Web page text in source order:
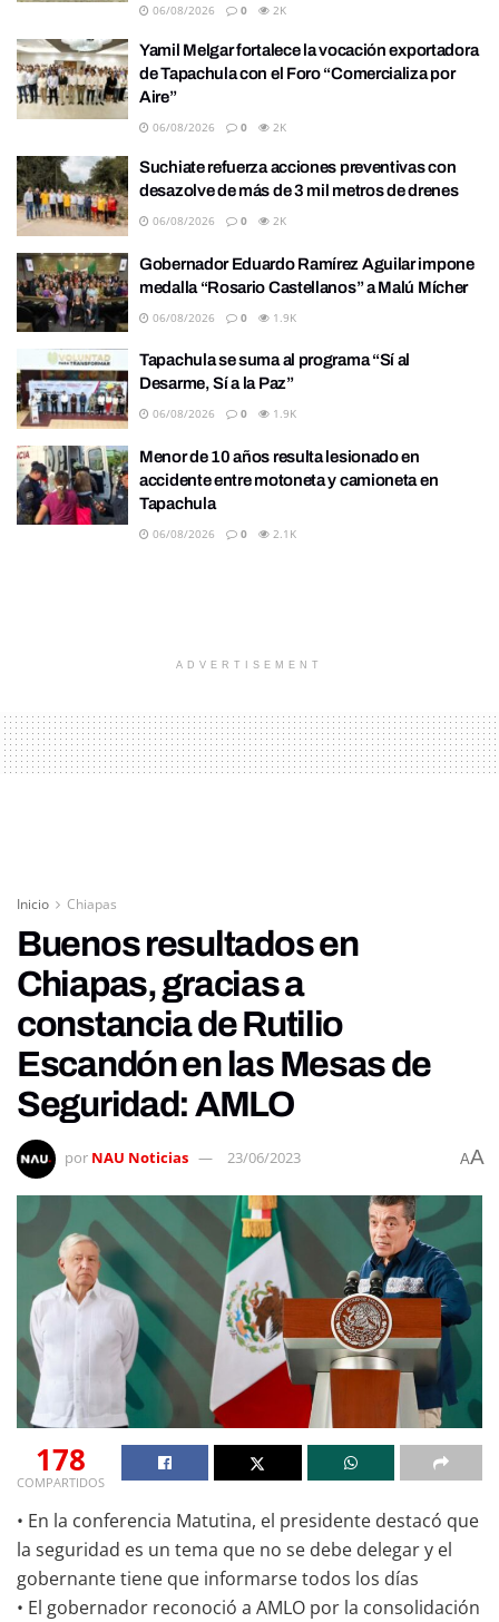
06/08/2026 0 2K
Yamil Melgar fortalece la vocación exportadora
de Tapachula con el Foro “Comercializa por
Aire”
06/08/2026 0 2K
Suchiate refuerza acciones preventivas con
desazolve de más de 3 mil metros de drenes
06/08/2026 0 2K
Gobernador Eduardo Ramírez Aguilar impone
medalla “Rosario Castellanos” a Malú Mícher
06/08/2026 0 1.9K
Tapachula se suma al programa “Sí al
Desarme, Sí a la Paz”
06/08/2026 0 1.9K
Menor de 10 años resulta lesionado en
accidente entre motoneta y camioneta en
Tapachula
06/08/2026 0 2.1K
ADVERTISEMENT
Inicio Chiapas
Buenos resultados en
Chiapas, gracias a
constancia de Rutilio
Escandón en las Mesas de
Seguridad: AMLO
por NAU Noticias 23/06/2023 AA
178
COMPARTIDOS
• En la conferencia Matutina, el presidente destacó que
la seguridad es un tema que no se debe delegar y el
gobernante tiene que informarse todos los días
• El gobernador reconoció a AMLO por la consolidación